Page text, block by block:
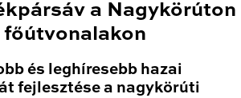
a Nagykörúton
és leghíresebb hazai
fejlesztése a nagykörúti